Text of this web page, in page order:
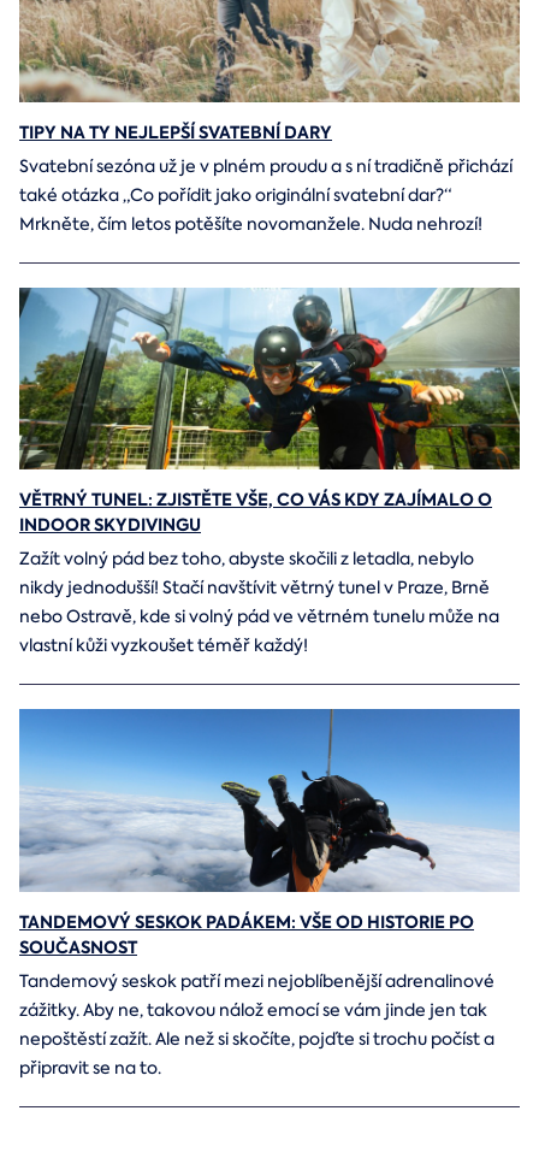
TIPY NA TY NEJLEPŠÍ SVATEBNÍ DARY
Svatební sezóna už je v plném proudu a s ní tradičně přichází
také otázka „Co pořídit jako originální svatební dar?“
Mrkněte, čím letos potěšíte novomanžele. Nuda nehrozí!
VĚTRNÝ TUNEL: ZJISTĚTE VŠE, CO VÁS KDY ZAJÍMALO O
INDOOR SKYDIVINGU
Zažít volný pád bez toho, abyste skočili z letadla, nebylo
nikdy jednodušší! Stačí navštívit větrný tunel v Praze, Brně
nebo Ostravě, kde si volný pád ve větrném tunelu může na
vlastní kůži vyzkoušet téměř každý!
TANDEMOVÝ SESKOK PADÁKEM: VŠE OD HISTORIE PO
SOUČASNOST
Tandemový seskok patří mezi nejoblíbenější adrenalinové
zážitky. Aby ne, takovou nálož emocí se vám jinde jen tak
nepoštěstí zažít. Ale než si skočíte, pojďte si trochu počíst a
připravit se na to.